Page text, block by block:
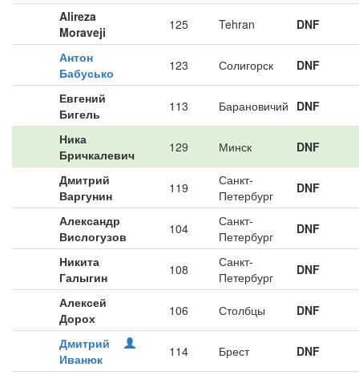
Alireza
Moraveji
125 Tehran DNF
Антон
Бабусько
123 Солигорск DNF
Евгений
Бигель
113 Барановичий DNF
Ника
Бричкалевич
129 Минск DNF
Дмитрий
Варгунин
119
Санкт-
Петербург
DNF
Александр
Вислогузов
104
Санкт-
Петербург
DNF
Никита
Галыгин
108
Санкт-
Петербург
DNF
Алексей
Дорох
106 Столбцы DNF
Дмитрий
Иванюк
114 Брест DNF